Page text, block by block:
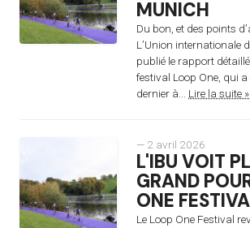
MUNICH
Du bon, et des points
L’Union internationale
publié le rapport
festival Loop One, qui a
dernier à... Lire la suite »
— 2 avril 2026
L'IBU VOIT
GRAND
ONE
Le Loop One Festival